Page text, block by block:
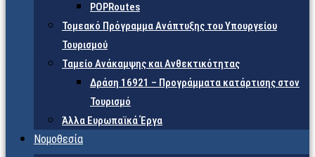
POPRoutes
Τομεακό Πρόγραμμα Ανάπτυξης του Υπουργείου
Τουρισμού
Ταμείο Ανάκαμψης και Ανθεκτικότητας
Δράση 16921 – Προγράμματα κατάρτισης στον
Τουρισμό
Άλλα Ευρωπαϊκά Έργα
Νομοθεσία